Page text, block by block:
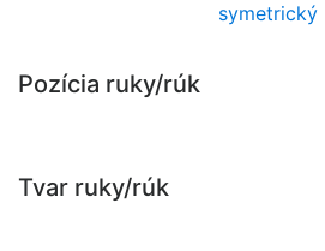
symetrický
Pozícia ruky/rúk
Tvar ruky/rúk